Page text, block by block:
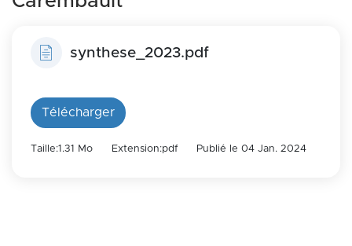
synthese_2023.pdf
Télécharger
Taille:1.31 Mo Extension:pdf Publié le 04 Jan. 2024